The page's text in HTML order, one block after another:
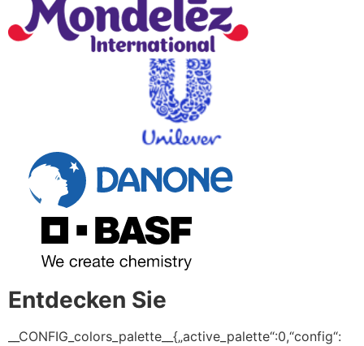
Entdecken Sie
__CONFIG_colors_palette__{„active_palette“:0,“config“: